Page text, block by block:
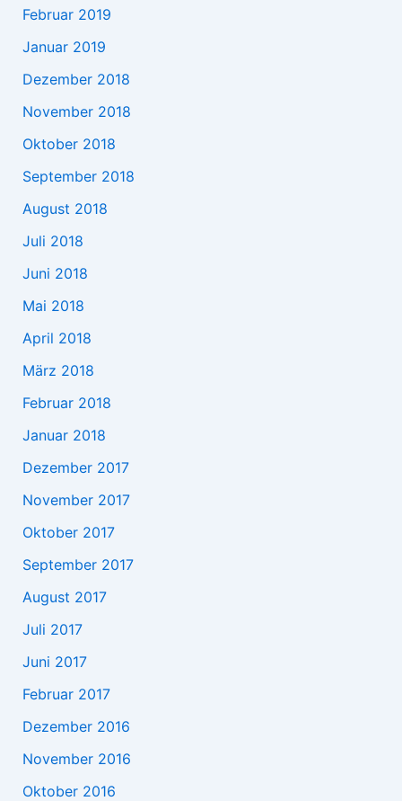
Februar 2019
Januar 2019
Dezember 2018
November 2018
Oktober 2018
September 2018
August 2018
Juli 2018
Juni 2018
Mai 2018
April 2018
März 2018
Februar 2018
Januar 2018
Dezember 2017
November 2017
Oktober 2017
September 2017
August 2017
Juli 2017
Juni 2017
Februar 2017
Dezember 2016
November 2016
Oktober 2016